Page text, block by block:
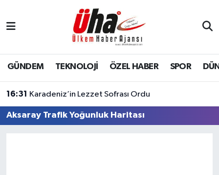
GÜNDEM TEKNOLOJİ ÖZEL HABER SPOR
16:31 Karadeniz’in Lezzet Sofrası Ordu
Aksaray Trafik Yoğunluk Haritası
İstanbul Nöbetçi Eczaneler
İstanbul Hava Durumu
İstanbul Trafik Yoğunluk Haritası